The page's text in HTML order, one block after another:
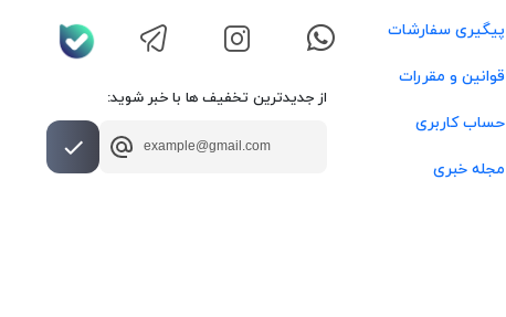
پیگیری سفارشات
قوانین و مقررات
حساب کاربری
مجله خبری
از جدیدترین تخفیف ها با خبر شوید: